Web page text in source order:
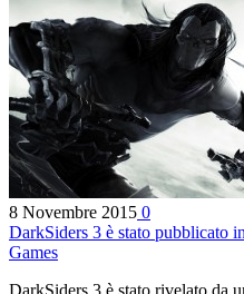
8 Novembre 2015 0
DarkSiders 3 è stato pubblicato
Games